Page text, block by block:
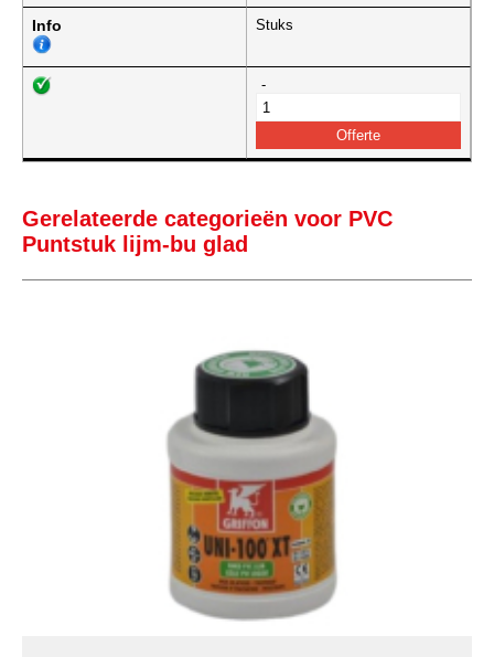
Info Stuks
-
Gerelateerde categorieën voor PVC
Puntstuk lijm-bu glad